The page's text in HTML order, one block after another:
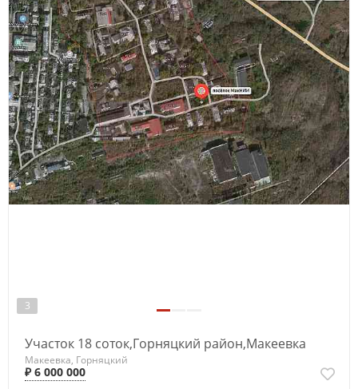
3
Участок 18 соток,Горняцкий район,Макеевка
Макеевка, Горняцкий
₽ 6 000 000